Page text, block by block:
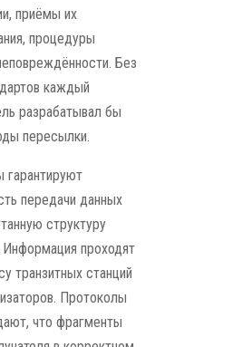
приёмы их
процедуры
Без
каждый
разрабатывал бы
пересылки.
гарантируют
передачи данных
структуру
Информация проходят
транзитных станций
Протоколы
что фрагменты